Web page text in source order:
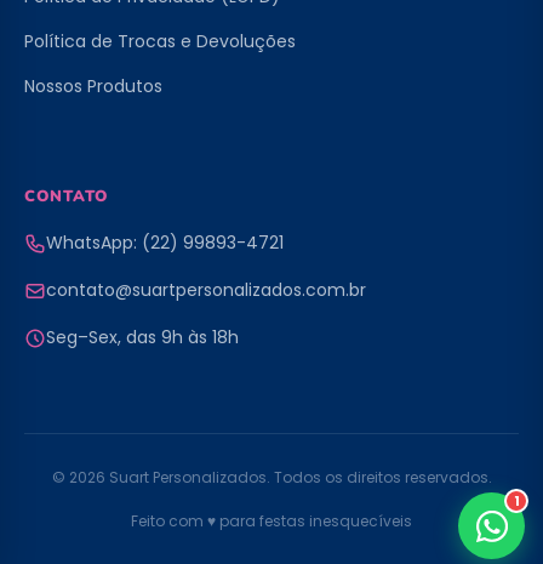
Política de Trocas e Devoluções
Nossos Produtos
CONTATO
WhatsApp: (22) 99893-4721
contato@suartpersonalizados.com.br
Seg–Sex, das 9h às 18h
© 2026 Suart Personalizados. Todos os direitos reservados.
Feito com ♥ para festas inesquecíveis
1